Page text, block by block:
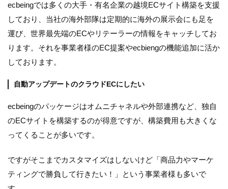
ecbeingでは多くの大手・有名企業の越境ECサイト構築を支援
しており、当社の海外部隊は定期的に海外の展示会にも足を
運び、世界最先端のECやリテーラーの情報をキャッチしてお
ります。それを事業者様のEC提案やecbiengの機能追加に活か
しております。
自動アップデートのクラウドECにしたい
ecbeingのパッケージはオムニチャネルや外部連携など、独自
のECサイトを構築するのが得意ですが、構築費用も大きくな
ってくることが多いです。
ですがそこまでカスタマイズはしないけど「商品力やマーケ
ティングで勝負して行きたい！」という事業者様も多いで